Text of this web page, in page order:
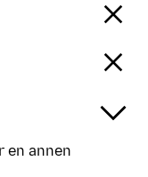
en annen